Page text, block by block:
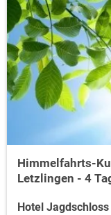
Himmelfahrts-
Letzlingen - 4
Hotel